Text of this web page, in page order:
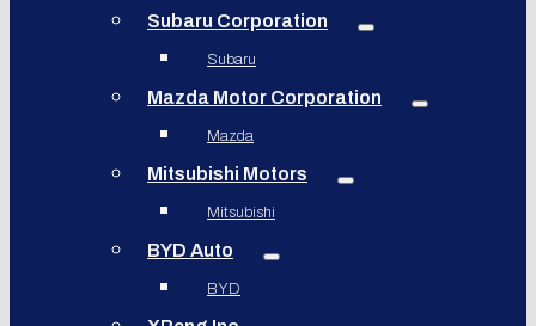
Subaru Corporation
Subaru
Mazda Motor Corporation
Mazda
Mitsubishi Motors
Mitsubishi
BYD Auto
BYD